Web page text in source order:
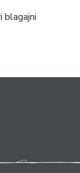
blagajni